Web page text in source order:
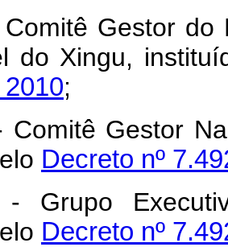
Gestor do
do Xingu,
;
Comitê Gestor
Decreto nº
- Grupo
Decreto nº